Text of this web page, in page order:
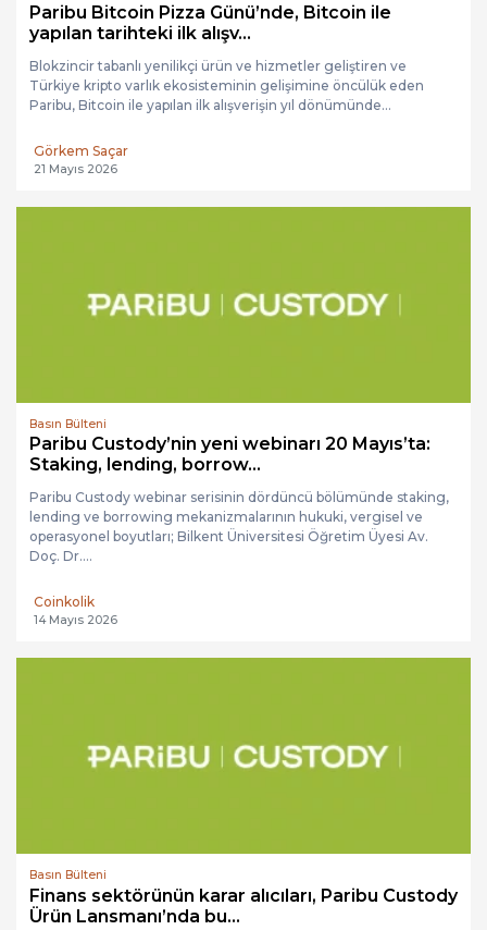
Paribu Bitcoin Pizza Günü’nde, Bitcoin ile
yapılan tarihteki ilk alışv...
Blokzincir tabanlı yenilikçi ürün ve hizmetler geliştiren ve
Türkiye kripto varlık ekosisteminin gelişimine öncülük eden
Paribu, Bitcoin ile yapılan ilk alışverişin yıl dönümünde...
Görkem Saçar
21 Mayıs 2026
Basın Bülteni
Paribu Custody’nin yeni webinarı 20 Mayıs’ta:
Staking, lending, borrow...
Paribu Custody webinar serisinin dördüncü bölümünde staking,
lending ve borrowing mekanizmalarının hukuki, vergisel ve
operasyonel boyutları; Bilkent Üniversitesi Öğretim Üyesi Av.
Doç. Dr....
Coinkolik
14 Mayıs 2026
Basın Bülteni
Finans sektörünün karar alıcıları, Paribu Custody
Ürün Lansmanı’nda bu...